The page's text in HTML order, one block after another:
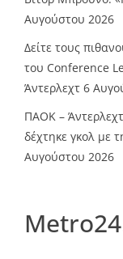
Αυγούστου 2026
Δείτε τους
του Conference
Άντερλεχτ 6
ΠΑΟΚ –
δέχτηκε γκολ με
Αυγούστου 2026